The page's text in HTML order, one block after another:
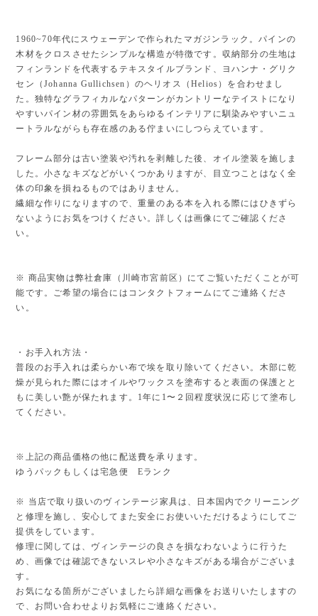
1960~70年代にスウェーデンで作られたマガジンラック。パインの
木材をクロスさせたシンプルな構造が特徴です。収納部分の生地は
フィンランドを代表するテキスタイルブランド、ヨハンナ・グリク
セン（Johanna Gullichsen）のヘリオス（Helios）を合わせまし
た。独特なグラフィカルなパターンがカントリーなテイストになり
やすいパイン材の雰囲気をあらゆるインテリアに馴染みやすいニュ
ートラルながらも存在感のある佇まいにしつらえています。
フレーム部分は古い塗装や汚れを剥離した後、オイル塗装を施しま
した。小さなキズなどがいくつかありますが、目立つことはなく全
体の印象を損ねるものではありません。
繊細な作りになりますので、重量のある本を入れる際にはひきずら
ないようにお気をつけください。詳しくは画像にてご確認くださ
い。
※ 商品実物は弊社倉庫（川崎市宮前区）にてご覧いただくことが可
能です。ご希望の場合にはコンタクトフォームにてご連絡くださ
い。
・お手入れ方法・
普段のお手入れは柔らかい布で埃を取り除いてください。木部に乾
燥が見られた際にはオイルやワックスを塗布すると表面の保護とと
もに美しい艶が保たれます。1年に1〜２回程度状況に応じて塗布し
てください。
※上記の商品価格の他に配送費を承ります。
ゆうパックもしくは宅急便 Eランク
※ 当店で取り扱いのヴィンテージ家具は、日本国内でクリーニング
と修理を施し、安心してまた安全にお使いいただけるようにしてご
提供をしています。
修理に関しては、ヴィンテージの良さを損なわないように行うた
め、画像では確認できないスレや小さなキズがある場合がございま
す。
お気になる箇所がございましたら詳細な画像をお送りいたしますの
で、お問い合わせよりお気軽にご連絡ください。